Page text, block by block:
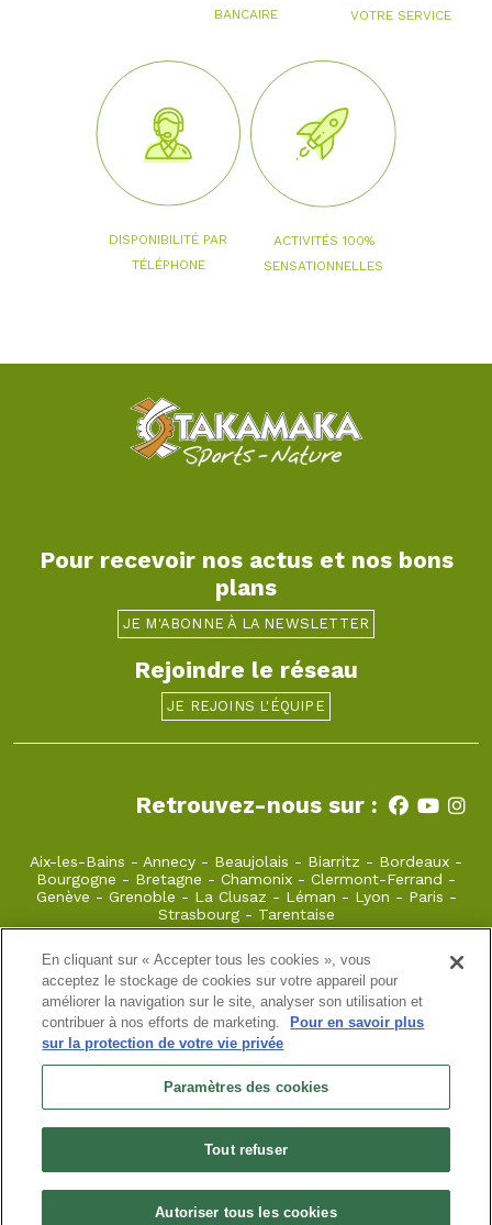
BANCAIRE
VOTRE SERVICE
DISPONIBILITÉ PAR
TÉLÉPHONE
ACTIVITÉS 100%
SENSATIONNELLES
Pour recevoir nos actus et nos bons
plans
JE M'ABONNE À LA NEWSLETTER
Rejoindre le réseau
JE REJOINS L'ÉQUIPE
Retrouvez-nous sur :
Aix-les-Bains - Annecy - Beaujolais - Biarritz - Bordeaux -
Bourgogne - Bretagne - Chamonix - Clermont-Ferrand -
Genève - Grenoble - La Clusaz - Léman - Lyon - Paris -
Strasbourg- Tarentaise
paris@takamaka.fr 04.78.79.28.13
. 75000 Paris
-Mon compte-Informations pratiques
Conditions générales de vente-Newsletter
légales-Données personnelles
S.A.S Takamaka Paris Sports Nature | Licence No. 079 | R.C.
professionelle MMA Assurances 141212678 / SIRET :
80495532600033 / TVA intracom : FR65804955326 / Capital
social : 5 000€
En cliquant sur « Accepter tous les cookies », vous
acceptez le stockage de cookies sur votre appareil pour
améliorer la navigation sur le site, analyser son utilisation et
contribuer à nos efforts de marketing.
Pour en savoir plus
sur la protection de votre vie privée
Paramètres des cookies
Tout refuser
Autoriser tous les cookies